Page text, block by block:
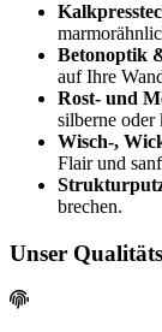
Betonoptik
auf Ihre
Rost- und
silberne oder
Wisch-,
Flair und
brechen.
Unser